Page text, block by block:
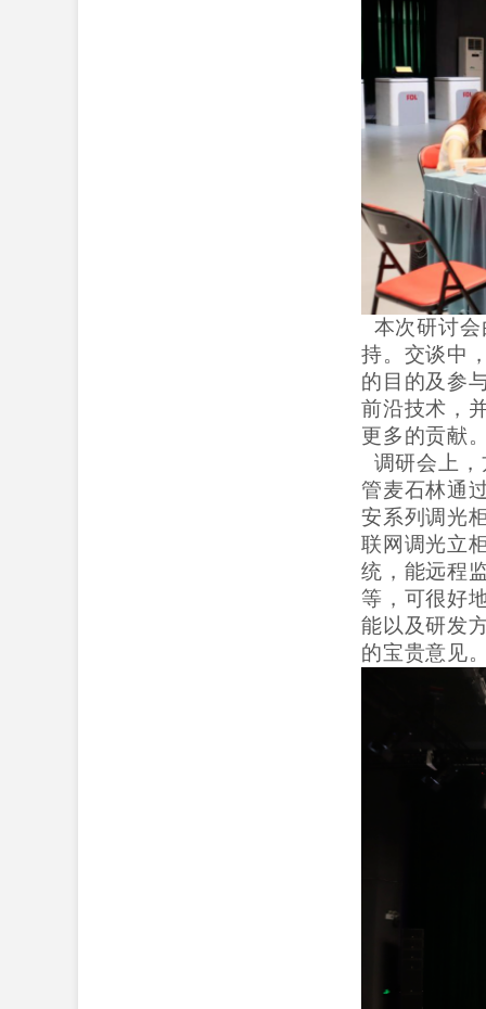
本次研讨会
持。交谈中
的目的及参
前沿技术，
更多的贡献
调研会上，
管麦石林通
安系列调光
联网调光立
统，能远程
等，可很好
能以及研发
的宝贵意见